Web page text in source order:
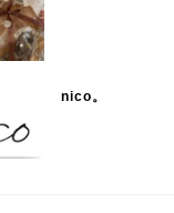
nico。